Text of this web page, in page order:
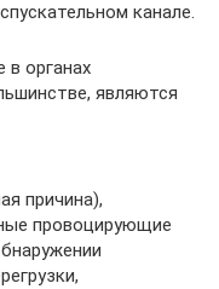
канале.
органах
являются
причина),
провоцирующие